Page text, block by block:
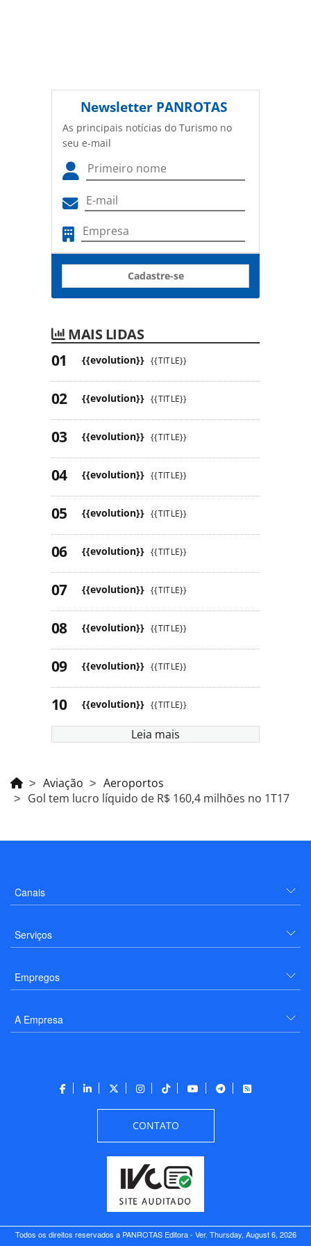
Newsletter PANROTAS
As principais notícias do Turismo no
seu e-mail
Cadastre-se
MAIS LIDAS
{{evolution}} {{TITLE}}
{{evolution}} {{TITLE}}
{{evolution}} {{TITLE}}
{{evolution}} {{TITLE}}
{{evolution}} {{TITLE}}
{{evolution}} {{TITLE}}
{{evolution}} {{TITLE}}
{{evolution}} {{TITLE}}
{{evolution}} {{TITLE}}
{{evolution}} {{TITLE}}
Leia mais
Aviação
Aeroportos
Gol tem lucro líquido de R$ 160,4 milhões no 1T17
Canais
Serviços
Empregos
A Empresa
CONTATO
Todos os direitos reservados a PANROTAS Editora - Ver. Thursday, August 6, 2026